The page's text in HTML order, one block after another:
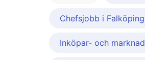
Chefsjobb i Falköping
Inköpar- och